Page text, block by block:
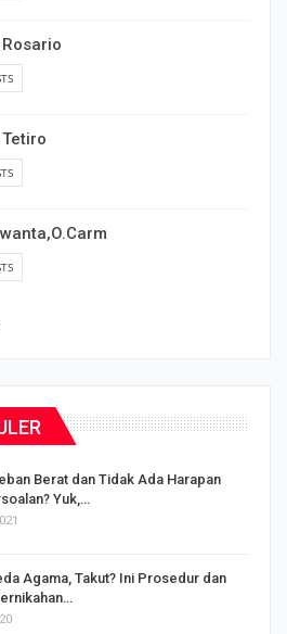
Berat dan Tidak Ada Harapan
Agama, Takut? Ini Prosedur dan